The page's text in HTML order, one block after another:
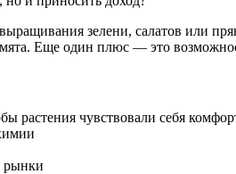
зелени, салатов или
Еще один плюс — это
растения чувствовали себя
рынки